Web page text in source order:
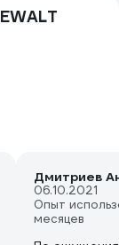
Дмитриев
06.10.2021
Опыт
месяцев